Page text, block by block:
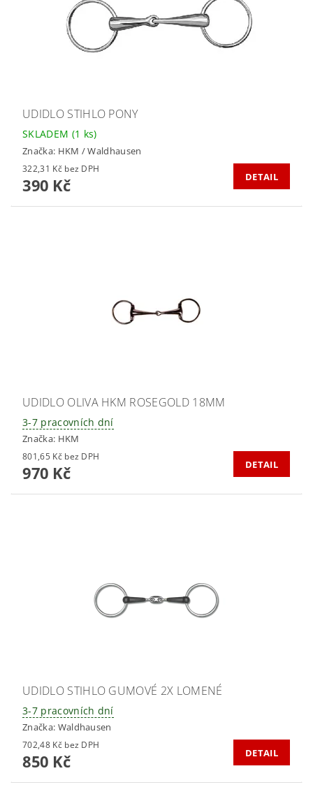
UDIDLO STIHLO PONY
SKLADEM (1 ks)
Značka: HKM / Waldhausen
322,31 Kč bez DPH
390 Kč DETAIL
UDIDLO OLIVA HKM ROSEGOLD 18MM
3-7 pracovních dní
Značka: HKM
801,65 Kč bez DPH
970 Kč DETAIL
UDIDLO STIHLO GUMOVÉ 2X LOMENÉ
3-7 pracovních dní
Značka: Waldhausen
702,48 Kč bez DPH
850 Kč DETAIL